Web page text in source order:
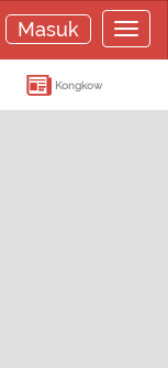
Masuk
Kongkow